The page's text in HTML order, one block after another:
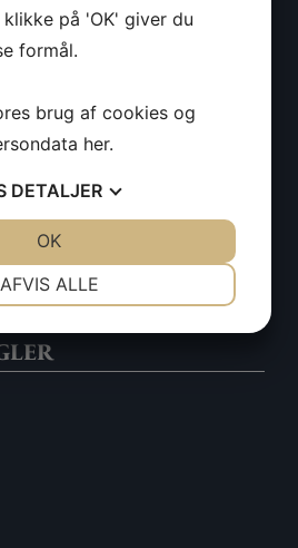
på 'OK' giver du
formål.
brug af cookies og
her.
DETALJER
AFVIS ALLE
OK